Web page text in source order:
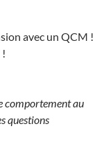
avec un QCM !
!
comportement au
questions